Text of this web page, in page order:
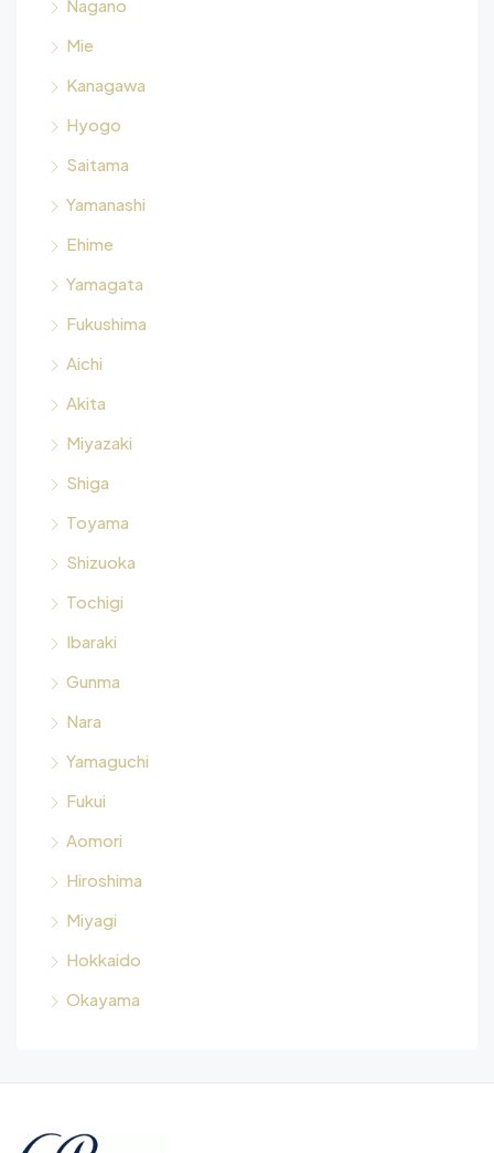
Nagano
Mie
Kanagawa
Hyogo
Saitama
Yamanashi
Ehime
Yamagata
Fukushima
Aichi
Akita
Miyazaki
Shiga
Toyama
Shizuoka
Tochigi
Ibaraki
Gunma
Nara
Yamaguchi
Fukui
Aomori
Hiroshima
Miyagi
Hokkaido
Okayama